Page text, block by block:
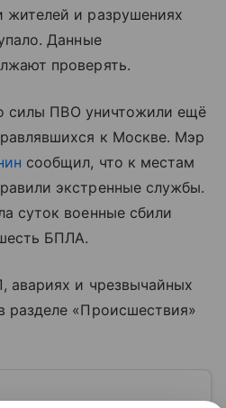
жителей и разрушениях
Данные
проверять.
силы ПВО уничтожили ещё
к Москве. Мэр
сообщил, что к местам
экстренные службы.
суток военные сбили
БПЛА.
авариях и чрезвычайных
разделе «Происшествия»